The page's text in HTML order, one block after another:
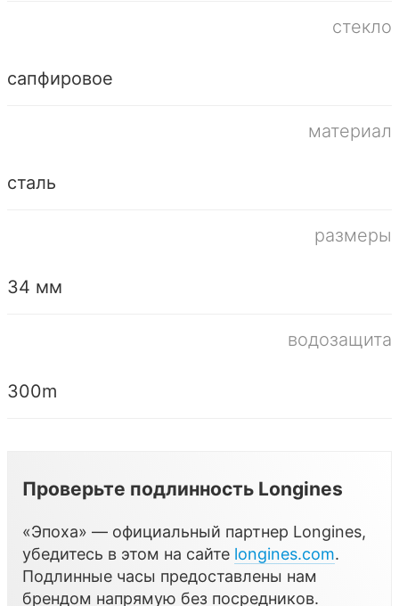
стекло
сапфировое
материал
сталь
размеры
34 мм
водозащита
300m
Проверьте подлинность Longines
«Эпоха» — официальный партнер Longines,
убедитесь в этом на сайте longines.com.
Подлинные часы предоставлены нам
брендом напрямую без посредников.